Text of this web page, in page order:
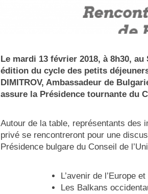
Le mardi 13 février 2018, à 8h30,
édition du cycle des petits
DIMITROV, Ambassadeur de
assure la Présidence tournante du
Autour de la table, représentants des
privé se rencontreront pour une
Présidence bulgare du Conseil de
L’avenir de l’Europe
Les Balkans